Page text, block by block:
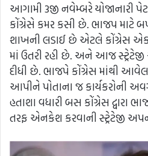
આગામી 3જી નવેમ્બરે યોજાનારી
કોંગ્રેસે કમર કસી છે. ભાજપ માટે
શાખની લડાઈ છે એટલે કોંગ્રેસ
માં ઉતરી રહી છે. અને આજ
દીધી છે. ભાજપે કોંગ્રેસ માંથી
આપીને પોતાના જ કાર્યકરોની
હતાશા વધારી બસ કોંગ્રેસ દ્વારા
તરફ એનકેશ કરવાની સ્ટ્રેટેજી